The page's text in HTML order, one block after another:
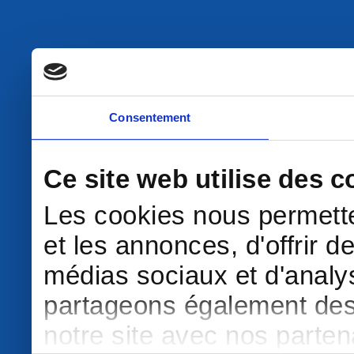
Consentement
Ce site web utilise des
Les cookies nous
et les annonces, d'offrir
médias sociaux et
partageons également
notre site avec nos